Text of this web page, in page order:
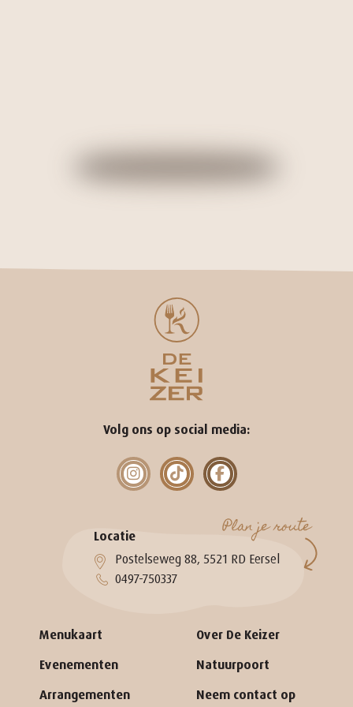
Volg ons op social media:
Menukaart
Evenementen
Arrangementen
Over De Keizer
Natuurpoort
Neem contact op
Locatie
Postelseweg 88, 5521 RD Eersel
0497-750337
Plan je route